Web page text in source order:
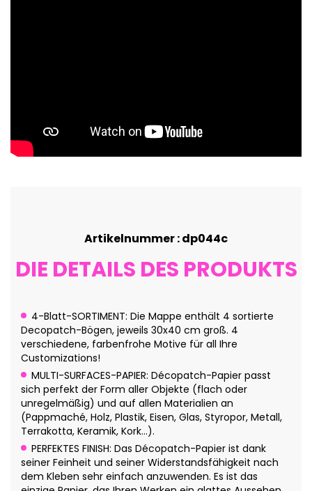
Artikelnummer : dp044c
DIE DETAILS DES PRODUKTS
4-Blatt-SORTIMENT: Die Mappe enthält 4 sortierte
Decopatch-Bögen, jeweils 30x40 cm groß. 4
verschiedene, farbenfrohe Motive für all Ihre
Customizations!
MULTI-SURFACES-PAPIER: Décopatch-Papier passt
sich perfekt der Form aller Objekte (flach oder
unregelmäßig) und auf allen Materialien an
(Pappmaché, Holz, Plastik, Eisen, Glas, Styropor, Metall,
Terrakotta, Keramik, Kork...).
PERFEKTES FINISH: Das Décopatch-Papier ist dank
seiner Feinheit und seiner Widerstandsfähigkeit nach
dem Kleben sehr einfach anzuwenden. Es ist das